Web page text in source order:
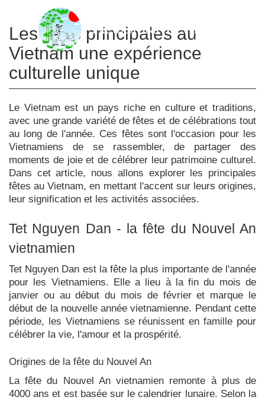
Les fêtes principales au
Vietnam une expérience
culturelle unique
Le Vietnam est un pays riche en culture et traditions,
avec une grande variété de fêtes et de célébrations tout
au long de l'année. Ces fêtes sont l'occasion pour les
Vietnamiens de se rassembler, de partager des
moments de joie et de célébrer leur patrimoine culturel.
Dans cet article, nous allons explorer les principales
fêtes au Vietnam, en mettant l'accent sur leurs origines,
leur signification et les activités associées.
Tet Nguyen Dan - la fête du Nouvel An
vietnamien
Tet Nguyen Dan est la fête la plus importante de l'année
pour les Vietnamiens. Elle a lieu à la fin du mois de
janvier ou au début du mois de février et marque le
début de la nouvelle année vietnamienne. Pendant cette
période, les Vietnamiens se réunissent en famille pour
célébrer la vie, l'amour et la prospérité.
Origines de la fête du Nouvel An
La fête du Nouvel An vietnamien remonte à plus de
4000 ans et est basée sur le calendrier lunaire. Selon la